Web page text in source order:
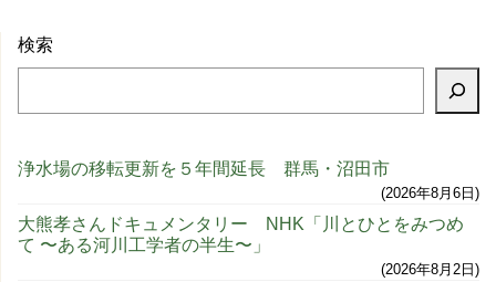
検索
浄水場の移転更新を５年間延長 群馬・沼田市
2026年8月6日
大熊孝さんドキュメンタリー NHK「川とひとをみつめ
て 〜ある河川工学者の半生〜」
2026年8月2日